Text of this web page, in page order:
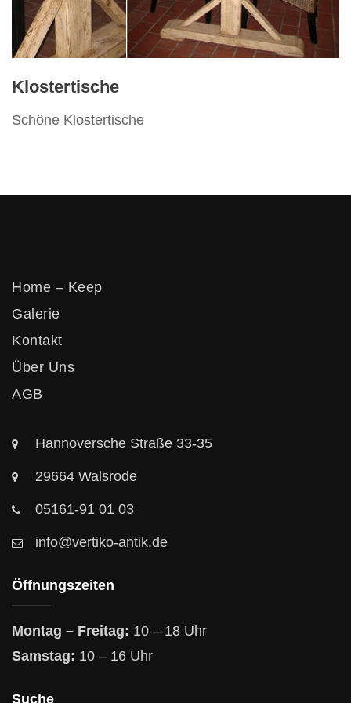
Vertikos
Klostertische
Schöne Klostertische
Home – Keep
Galerie
Kontakt
Über Uns
AGB
Hannoversche Straße 33-35
29664 Walsrode
05161-91 01 03
info@vertiko-antik.de
Öffnungszeiten
Montag – Freitag: 10 – 18 Uhr
Samstag: 10 – 16 Uhr
Suche